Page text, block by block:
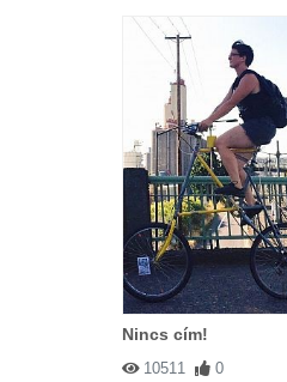
Nincs cím!
10511 0